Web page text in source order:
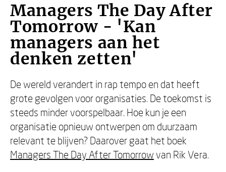
Managers The Day After
Tomorrow - 'Kan
managers aan het
denken zetten'
De wereld verandert in rap tempo en dat heeft
grote gevolgen voor organisaties. De toekomst is
steeds minder voorspelbaar. Hoe kun je een
organisatie opnieuw ontwerpen om duurzaam
relevant te blijven? Daarover gaat het boek
Managers The Day After Tomorrow van Rik Vera.